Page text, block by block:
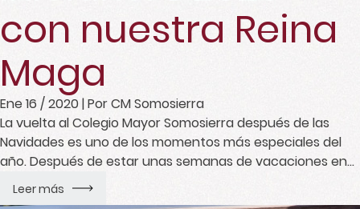
con nuestra Reina
Maga
Ene 16 / 2020| Por CM Somosierra
La vuelta al Colegio Mayor Somosierra después de las
Navidades es uno de los momentos más especiales del
año. Después de estar unas semanas de vacaciones en
casa con la familia, volvemos a nuestro otro hogar con
Leer más